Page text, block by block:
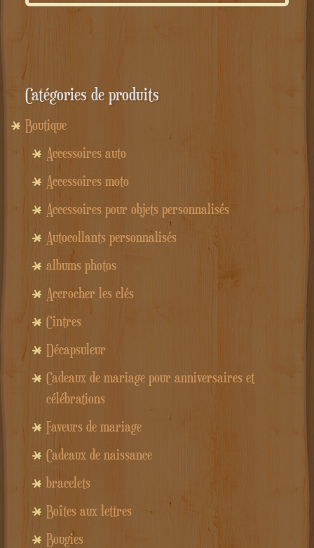
Catégories de produits
Boutique
Accessoires auto
Accessoires moto
Accessoires pour objets personnalisés
Autocollants personnalisés
albums photos
Accrocher les clés
Cintres
Décapsuleur
Cadeaux de mariage pour anniversaires et
célébrations
Faveurs de mariage
Cadeaux de naissance
bracelets
Boîtes aux lettres
Bougies